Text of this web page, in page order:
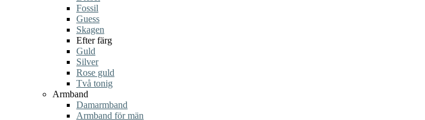
Fossil
Guess
Skagen
Efter färg
Guld
Silver
Rose guld
Två tonig
Armband
Damarmband
Armband för män